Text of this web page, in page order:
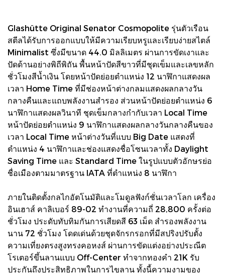
Glashütte Original Senator Cosmopolite รุ่นตัวเรือน
สตีลได้รับการออกแบบให้มีความเรียบหรูและเรียบง่ายสไตล์
Minimalist ซึ่งมีขนาด 44.0 มิลลิเมตร ผ่านการขัดเงาและ
ปัดด้านอย่างพิถีพิถัน พื้นหน้าปัดสีขาวที่มีชุดเข็มและเลขหลัก
ชั่วโมงสีน้ำเงิน โดยหน้าปัดย่อยตำแหน่ง 12 นาฬิกาแสดงผล
เวลา Home Time ที่มีช่องหน้าต่างกลมแสดงผลกลางวัน
กลางคืนและแถบพลังงานสำรอง ส่วนหน้าปัดย่อยตำแหน่ง 6
นาฬิกาแสดงผลวินาที ชุดเข็มกลางกำกับเวลา Local Time
หน้าปัดย่อยตำแหน่ง 9 นาฬิกาแสดงผลกลางวันกลางคืนของ
เวลา Local Time หน้าต่างวันที่แบบ Big Date แสดงที่
ตำแหน่ง 4 นาฬิกาและช่องแสดงชื่อโซนเวลาทั้ง Daylight
Saving Time และ Standard Time ในรูปแบบตัวอักษรย่อ
ชื่อเมืองตามมาตรฐาน IATA ที่ตำแหน่ง 8 นาฬิกา
ภายในติดตั้งกลไกอัตโนมัติและโมดูลฟังก์ชั่นเวลาโลก เครื่อง
อินเฮาส์ คาลิเบอร์ 89-02 ทำงานที่ความถี่ 28,800 ครั้งต่อ
ชั่วโมง ประดับทับทิมกันการเสียดสี 63 เม็ด สำรองพลังงาน
นาน 72 ชั่วโมง โดดเด่นด้วยชุดจักรกรอกที่มีสปริงปรับตั้ง
ความเที่ยงตรงสูงทรงคอหงส์ ผ่านการขัดแต่งอย่างประณีต
โรเตอร์ขึ้นลานแบบ Off-Center ทำจากทองคำ 21K รับ
ประกันถึงประสิทธิภาพในการไขลาน ทั้งนี้ความงามของ